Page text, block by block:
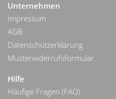
Unternehmen
Impressum
AGB
Datenschutzerklärung
Musterwiderrufsformular
Hilfe
Häufige Fragen (FAQ)